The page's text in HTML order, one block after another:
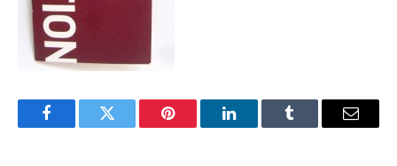
FacebookTwitter Pinterest LinkedInTumblr Email